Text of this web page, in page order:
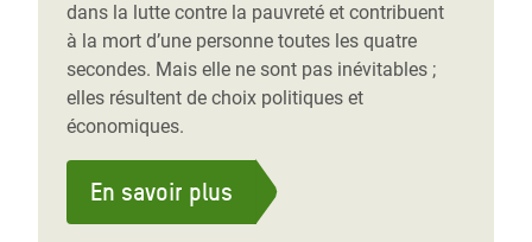
dans la lutte contre la pauvreté et contribuent
à la mort d’une personne toutes les quatre
secondes. Mais elle ne sont pas inévitables ;
elles résultent de choix politiques et
économiques.
En savoir plus